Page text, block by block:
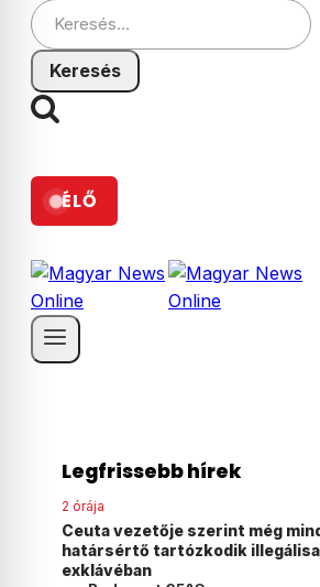
Keresés:
ÉLŐ
Legfrissebb hírek
3 órája
Magyar Péter bejelentette:
szükség önkéntes